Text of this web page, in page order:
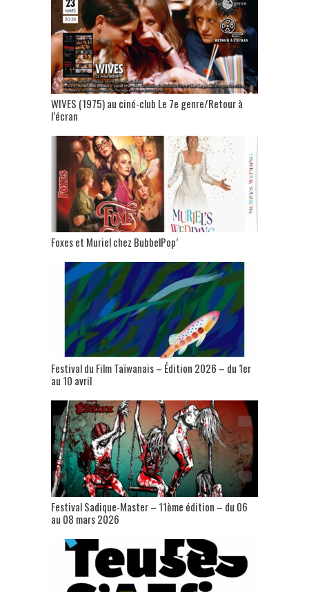
WIVES (1975) au ciné-club Le 7e genre/Retour à
l’écran
Foxes et Muriel chez BubbelPop’
Festival du Film Taïwanais – Édition 2026 – du 1er
au 10 avril
Festival Sadique-Master – 11ème édition – du 06
au 08 mars 2026